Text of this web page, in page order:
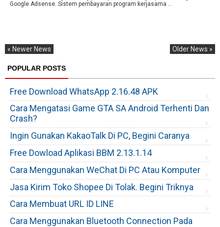
Google Adsense. Sistem pembayaran program kerjasama ...
« Newer News Older News »
POPULAR POSTS
Free Download WhatsApp 2.16.48 APK
Cara Mengatasi Game GTA SA Android Terhenti Dan
Crash?
Ingin Gunakan KakaoTalk Di PC, Begini Caranya
Free Dowload Aplikasi BBM 2.13.1.14
Cara Menggunakan WeChat Di PC Atau Komputer
Jasa Kirim Toko Shopee Di Tolak. Begini Triknya
Cara Membuat URL ID LINE
Cara Menggunakan Bluetooth Connection Pada